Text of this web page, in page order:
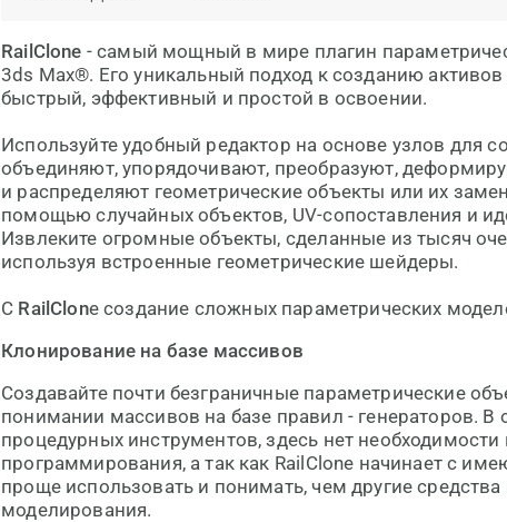
RailClone - самый мощный в мире плагин
3ds Max®. Его уникальный подход к созданию
быстрый, эффективный и простой в освоении.
Используйте удобный редактор на основе узлов для
объединяют, упорядочивают, преобразуют,
и распределяют геометрические объекты или их
помощью случайных объектов, UV-сопоставления и
Извлеките огромные объекты, сделанные из тысяч
используя встроенные геометрические шейдеры.
С RailClone создание сложных параметрических
Клонирование на базе массивов
Создавайте почти безграничные параметрические
понимании массивов на базе правил - генераторов. В
процедурных инструментов, здесь нет
программирования, а так как RailClone начинает с
проще использовать и понимать, чем другие средства
моделирования.